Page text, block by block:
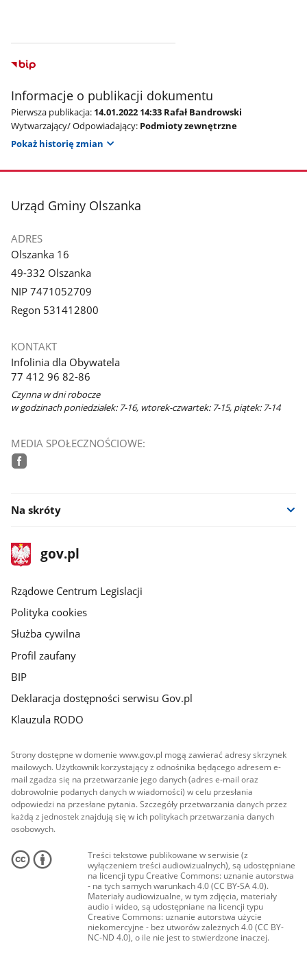
Informacje o publikacji dokumentu
Pierwsza publikacja: 14.01.2022 14:33 Rafał Bandrowski
Wytwarzający/ Odpowiadający: Podmioty zewnętrzne
Pokaż historię zmian
stopka
Urząd Gminy Olszanka
ADRES
Olszanka 16
49-332 Olszanka
NIP 7471052709
Regon 531412800
KONTAKT
Infolinia dla Obywatela
77 412 96 82-86
Czynna w dni robocze
w godzinach poniedziałek: 7-16, wtorek-czwartek: 7-15, piątek: 7-14
MEDIA SPOŁECZNOŚCIOWE:
Na skróty
stopka
gov.plStrona
gov.pl
Rządowe Centrum Legislacji
Polityka cookies
Służba cywilna
Profil zaufany
BIP
Deklaracja dostępności serwisu Gov.pl
Klauzula RODO
Strony dostępne w domenie www.gov.pl mogą zawierać adresy skrzynek
mailowych. Użytkownik korzystający z odnośnika będącego adresem e-
mail zgadza się na przetwarzanie jego danych (adres e-mail oraz
dobrowolnie podanych danych w wiadomości) w celu przesłania
odpowiedzi na przesłane pytania. Szczegóły przetwarzania danych przez
każdą z jednostek znajdują się w ich politykach przetwarzania danych
osobowych.
Treści tekstowe publikowane w serwisie (z
wyłączeniem treści audiowizualnych), są udostępniane
na licencji typu Creative Commons: uznanie autorstwa
- na tych samych warunkach 4.0 (CC BY-SA 4.0).
Materiały audiowizualne, w tym zdjęcia, materiały
audio i wideo, są udostępniane na licencji typu
Creative Commons: uznanie autorstwa użycie
niekomercyjne - bez utworów zależnych 4.0 (CC BY-
NC-ND 4.0), o ile nie jest to stwierdzone inaczej.